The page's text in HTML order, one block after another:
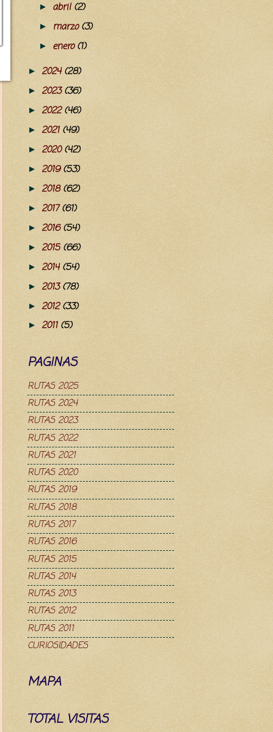
► abril(2)
► marzo(3)
► enero(1)
► 2024(28)
► 2023(36)
► 2022(46)
► 2021 (49)
► 2020(42)
► 2019(53)
► 2018(62)
► 2017(61)
► 2016(54)
► 2015(66)
► 2014(54)
► 2013(78)
► 2012(33)
► 2011 (5)
PAGINAS
RUTAS 2025
RUTAS 2024
RUTAS 2023
RUTAS 2022
RUTAS 2021
RUTAS 2020
RUTAS 2019
RUTAS 2018
RUTAS 2017
RUTAS 2016
RUTAS 2015
RUTAS 2014
RUTAS 2013
RUTAS 2012
RUTAS 2011
CURIOSIDADES
MAPA
TOTAL VISITAS